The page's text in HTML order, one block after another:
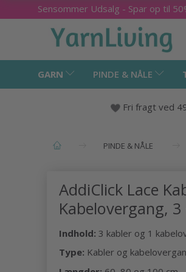
Sensommer Udsalg - Spar op til
GARN PINDE & NÅLE
Fri fragt ved
PINDE & NÅLE
AddiClick Lace
Kabelovergang,
Indhold: 3 kabler og 1
Type: Kabler og